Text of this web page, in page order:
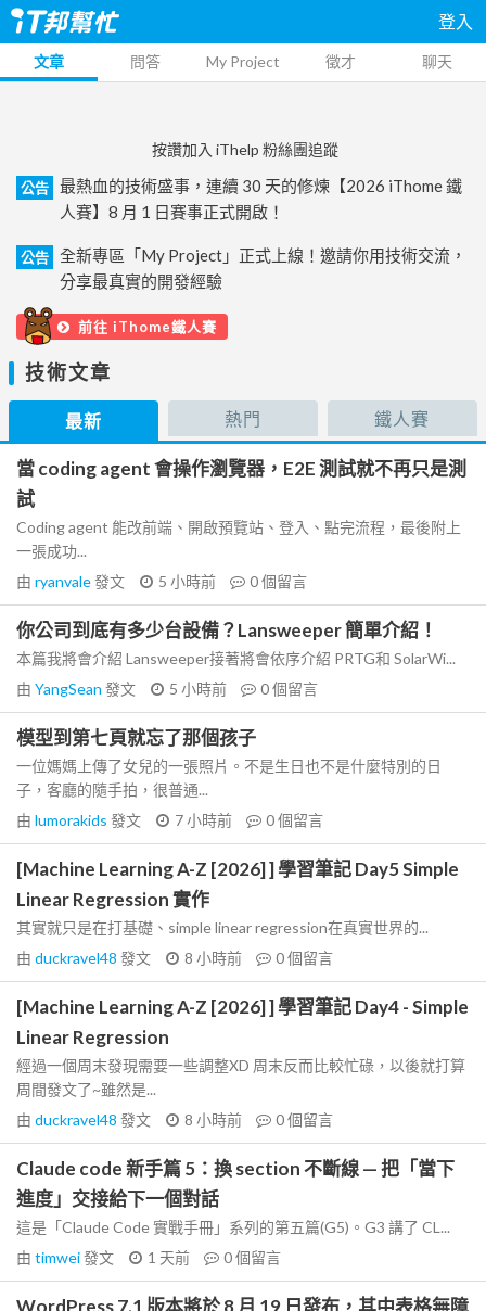
登入
文章 問答 My Project 徵才 聊天
按讚加入 iThelp 粉絲團追蹤
公告
最熱血的技術盛事，連續 30 天的修煉【2026 iThome 鐵
人賽】8 月 1 日賽事正式開啟！
公告
全新專區「My Project」正式上線！邀請你用技術交流，
分享最真實的開發經驗
前往 iThome鐵人賽
技術文章
最新 熱門 鐵人賽
當 coding agent 會操作瀏覽器，E2E 測試就不再只是測
試
Coding agent 能改前端、開啟預覽站、登入、點完流程，最後附上
一張成功...
由 ryanvale發文 5 小時前 0個留言
你公司到底有多少台設備？Lansweeper 簡單介紹！
本篇我將會介紹 Lansweeper接著將會依序介紹 PRTG和 SolarWi...
由 YangSean 發文 5 小時前 0個留言
模型到第七頁就忘了那個孩子
一位媽媽上傳了女兒的一張照片。不是生日也不是什麼特別的日
子，客廳的隨手拍，很普通...
由 lumorakids 發文 7 小時前 0個留言
[Machine Learning A-Z [2026] ] 學習筆記 Day5 Simple
Linear Regression 實作
其實就只是在打基礎、simple linear regression在真實世界的...
由 duckravel48 發文 8 小時前 0個留言
[Machine Learning A-Z [2026] ] 學習筆記 Day4 - Simple
Linear Regression
經過一個周末發現需要一些調整XD 周末反而比較忙碌，以後就打算
周間發文了~雖然是...
由 duckravel48 發文 8 小時前 0個留言
Claude code 新手篇 5：換 section 不斷線 — 把「當下
進度」交接給下一個對話
這是「Claude Code 實戰手冊」系列的第五篇(G5)。G3 講了 CL...
由 timwei發文 1 天前 0個留言
WordPress 7.1 版本將於 8 月 19 日發布，其中表格無障